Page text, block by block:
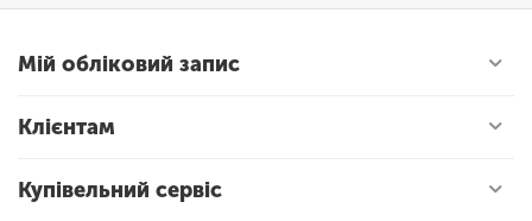
Мій обліковий запис
Клієнтам
Купівельний сервіс